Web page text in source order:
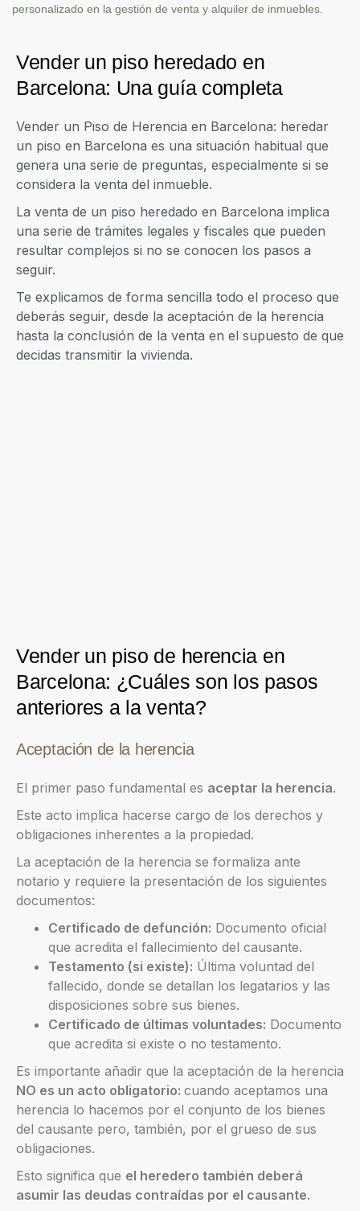
personalizado en la gestión de venta y alquiler de inmuebles.
Vender un piso heredado en
Barcelona: Una guía completa
Vender un Piso de Herencia en Barcelona: heredar
un piso en Barcelona es una situación habitual que
genera una serie de preguntas, especialmente si se
considera la venta del inmueble.
La venta de un piso heredado en Barcelona implica
una serie de trámites legales y fiscales que pueden
resultar complejos si no se conocen los pasos a
seguir.
Te explicamos de forma sencilla todo el proceso que
deberás seguir, desde la aceptación de la herencia
hasta la conclusión de la venta en el supuesto de que
decidas transmitir la vivienda.
Vender un piso de herencia en
Barcelona: ¿Cuáles son los pasos
anteriores a la venta?
Aceptación de la herencia
El primer paso fundamental es aceptar la herencia.
Este acto implica hacerse cargo de los derechos y
obligaciones inherentes a la propiedad.
La aceptación de la herencia se formaliza ante
notario y requiere la presentación de los siguientes
documentos:
Certificado de defunción: Documento oficial
que acredita el fallecimiento del causante.
Testamento (si existe): Última voluntad del
fallecido, donde se detallan los legatarios y las
disposiciones sobre sus bienes.
Certificado de últimas voluntades: Documento
que acredita si existe o no testamento.
Es importante añadir que la aceptación de la herencia
NO es un acto obligatorio: cuando aceptamos una
herencia lo hacemos por el conjunto de los bienes
del causante pero, también, por el grueso de sus
obligaciones.
Esto significa que el heredero también deberá
asumir las deudas contraídas por el causante.